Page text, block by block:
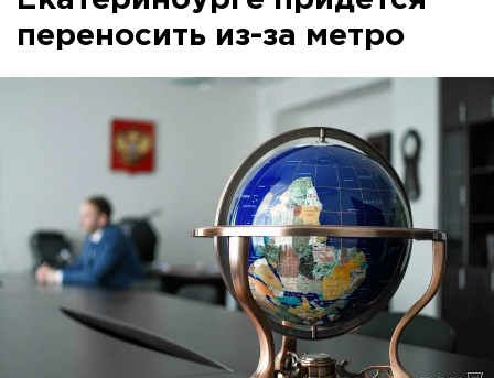
переносить из-за метро